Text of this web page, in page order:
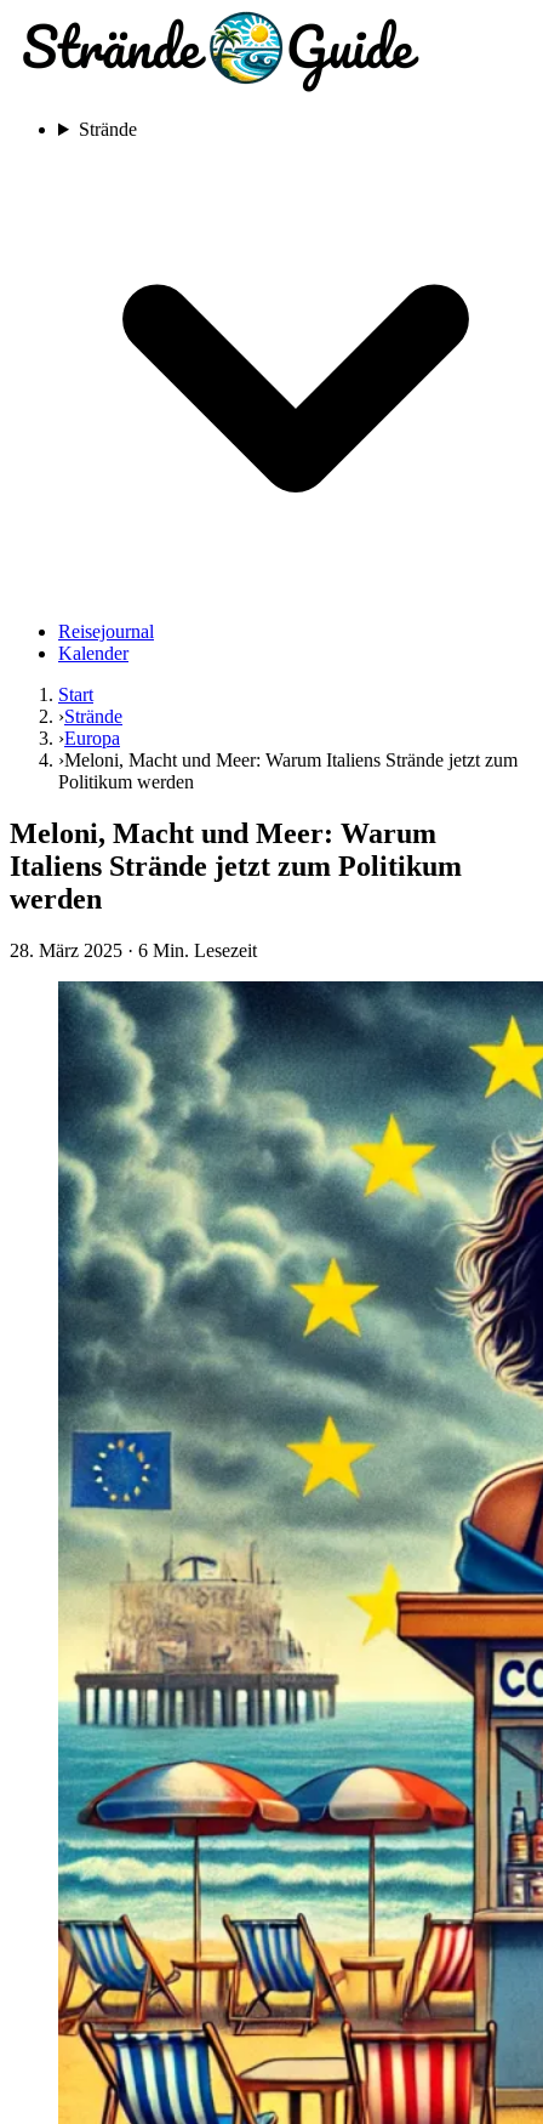
Strände
Reisejournal
Kalender
Start
›Strände
›Europa
›Meloni, Macht und Meer: Warum Italiens Strände jetzt zum
Politikum werden
Meloni, Macht und Meer: Warum
Italiens Strände jetzt zum Politikum
werden
28. März 2025 · 6 Min. Lesezeit